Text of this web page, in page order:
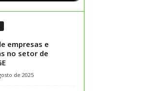
empresas e
no setor de
de 2025